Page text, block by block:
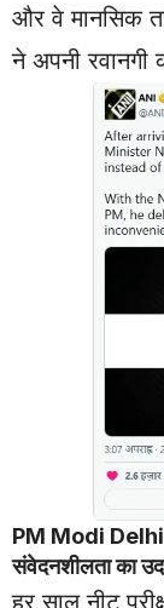
और वे मानसिक
ने अपनी रवानगी
PM Modi Delhi
संवेदनशीलता का
हर साल नीट